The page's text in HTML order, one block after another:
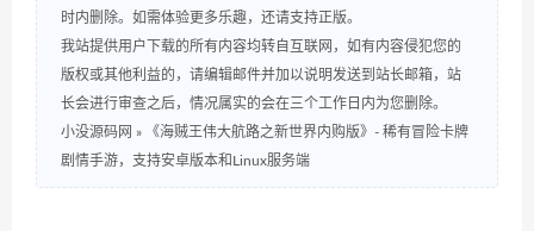
时内删除。如需体验更多乐趣，还请支持正版。
我站提供用户下载的所有内容均转自互联网，如有内容侵犯您的
版权或其他利益的，请编辑邮件并加以说明发送到站长邮箱，站
长会进行审查之后，情况属实的会在三个工作日内为您删除。
小没源码网 »
《海贼王伟大航路之新世界内购版》- 稀有冒险卡牌
剧情手游，支持安卓版本和Linux服务端